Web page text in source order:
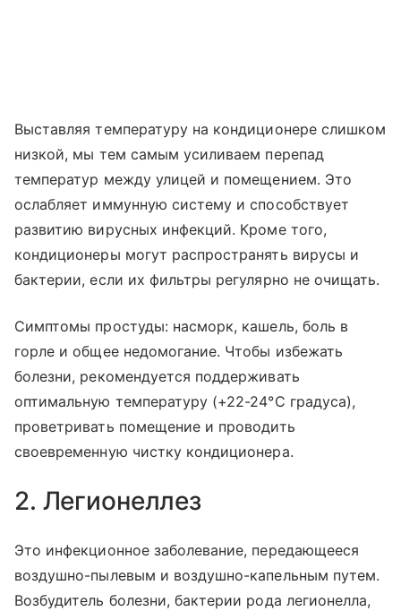
Выставляя температуру на кондиционере слишком
низкой, мы тем самым усиливаем перепад
температур между улицей и помещением. Это
ослабляет иммунную систему и способствует
развитию вирусных инфекций. Кроме того,
кондиционеры могут распространять вирусы и
бактерии, если их фильтры регулярно не очищать.
Симптомы простуды: насморк, кашель, боль в
горле и общее недомогание. Чтобы избежать
болезни, рекомендуется поддерживать
оптимальную температуру (+22-24°С градуса),
проветривать помещение и проводить
своевременную чистку кондиционера.
2. Легионеллез
Это инфекционное заболевание, передающееся
воздушно-пылевым и воздушно-капельным путем.
Возбудитель болезни, бактерии рода легионелла,